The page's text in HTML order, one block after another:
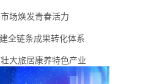
场焕发青春活力
全链条成果转化体系
大旅居康养特色产业